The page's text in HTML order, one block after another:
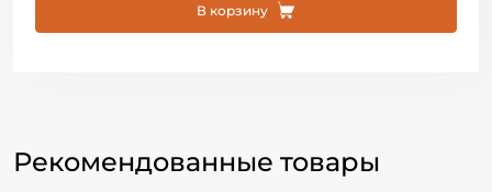
В корзину
Рекомендованные товары